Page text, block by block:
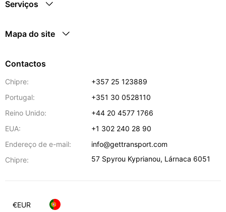
Serviços
Mapa do site
Contactos
Chipre:
+357 25 123889
Portugal:
+351 30 0528110
Reino Unido:
+44 20 4577 1766
EUA:
+1 302 240 28 90
Endereço de e-mail:
info@gettransport.com
Chipre:
57 Spyrou Kyprianou, Lárnaca 6051
€EUR